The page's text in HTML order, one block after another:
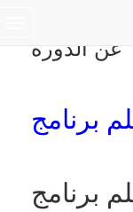
navigation
عن الدورة